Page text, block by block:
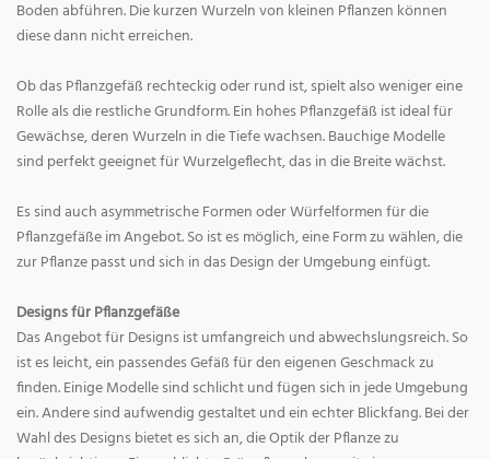
Boden abführen. Die kurzen Wurzeln von kleinen Pflanzen können
diese dann nicht erreichen.
Ob das Pflanzgefäß rechteckig oder rund ist, spielt also weniger eine
Rolle als die restliche Grundform. Ein hohes Pflanzgefäß ist ideal für
Gewächse, deren Wurzeln in die Tiefe wachsen. Bauchige Modelle
sind perfekt geeignet für Wurzelgeflecht, das in die Breite wächst.
Es sind auch asymmetrische Formen oder Würfelformen für die
Pflanzgefäße im Angebot. So ist es möglich, eine Form zu wählen, die
zur Pflanze passt und sich in das Design der Umgebung einfügt.
Designs für Pflanzgefäße
Das Angebot für Designs ist umfangreich und abwechslungsreich. So
ist es leicht, ein passendes Gefäß für den eigenen Geschmack zu
finden. Einige Modelle sind schlicht und fügen sich in jede Umgebung
ein. Andere sind aufwendig gestaltet und ein echter Blickfang. Bei der
Wahl des Designs bietet es sich an, die Optik der Pflanze zu